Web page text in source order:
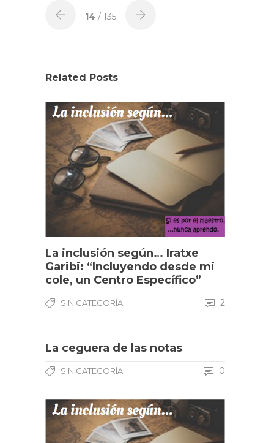
14 / 135
Related Posts
La inclusión según… Iratxe
Garibi: “Incluyendo desde mi
cole, un Centro Específico”
SIN CATEGORÍA 2
La ceguera de las notas
SIN CATEGORÍA 0